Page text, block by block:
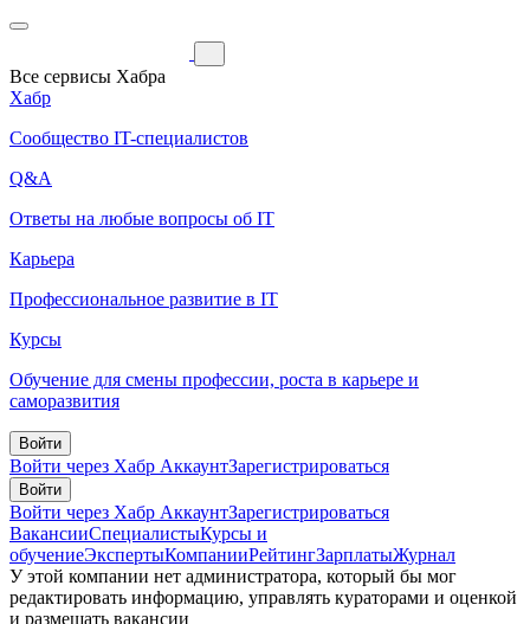
Все сервисы Хабра
Хабр
Сообщество IT-специалистов
Q&A
Ответы на любые вопросы об IT
Карьера
Профессиональное развитие в IT
Курсы
Обучение для смены профессии, роста в карьере и
саморазвития
Войти
Войти через Хабр АккаунтЗарегистрироваться
Войти
Войти через Хабр АккаунтЗарегистрироваться
ВакансииСпециалистыКурсы и
обучениеЭкспертыКомпанииРейтингЗарплатыЖурнал
У этой компании нет администратора, который бы мог
редактировать информацию, управлять кураторами и оценкой
и размещать вакансии